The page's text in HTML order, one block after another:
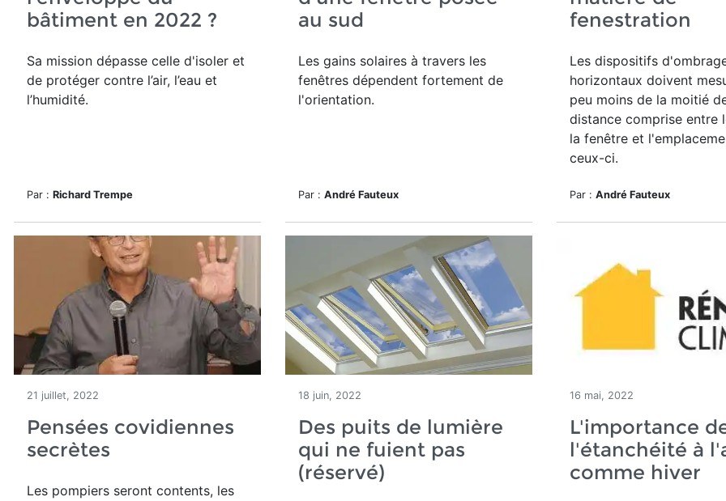
bâtiment en 2022 ?
Sa mission dépasse celle d'isoler et
de protéger contre l’air, l’eau et
l’humidité.
Par : Richard Trempe
au sud
Les gains solaires à travers les
fenêtres dépendent fortement de
l'orientation.
Par : André Fauteux
fenestration
Les dispositifs
horizontaux doivent
peu moins de la moitié
distance comprise entre
la fenêtre et
ceux-ci.
Par : André Fauteux
21 juillet, 2022
Pensées covidiennes
secrètes
Les pompiers seront contents, les
18 juin, 2022
Des puits de lumière
qui ne fuient pas
(réservé)
16 mai, 2022
L'importance
l'étanchéité à
comme hiver